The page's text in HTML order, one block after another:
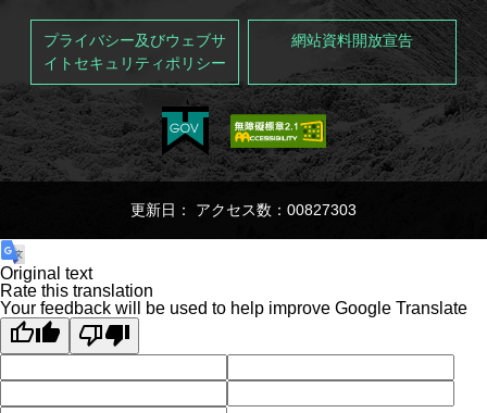
プライバシー及びウェブサ
イトセキュリティポリシー
網站資料開放宣告
更新日： アクセス数：00827303
Original text
Rate this translation
Your feedback will be used to help improve Google Translate